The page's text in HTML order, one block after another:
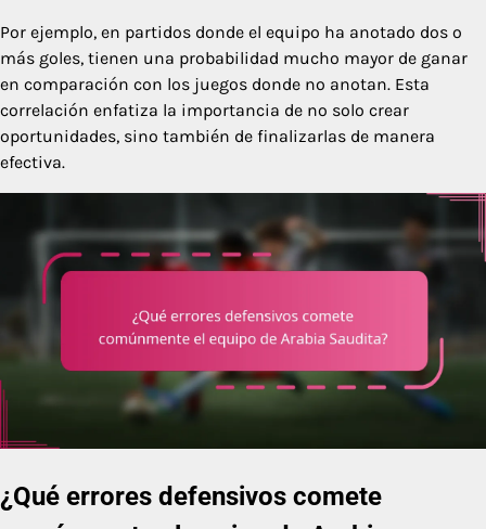
Por ejemplo, en partidos donde el equipo ha anotado dos o
más goles, tienen una probabilidad mucho mayor de ganar
en comparación con los juegos donde no anotan. Esta
correlación enfatiza la importancia de no solo crear
oportunidades, sino también de finalizarlas de manera
efectiva.
¿Qué errores defensivos comete